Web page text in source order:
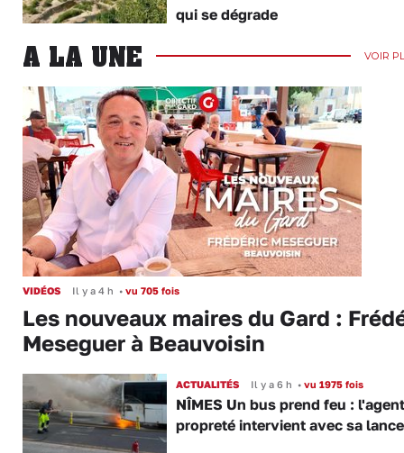
qui se dégrade
A LA UNE VOIR
VIDÉOS Il y a 4 h • vu 705 fois
Les nouveaux maires du Gard :
Meseguer à Beauvoisin
ACTUALITÉS Il y a 6 h •vu 1975 fois
NÎMES Un bus prend feu :
propreté intervient avec sa lance